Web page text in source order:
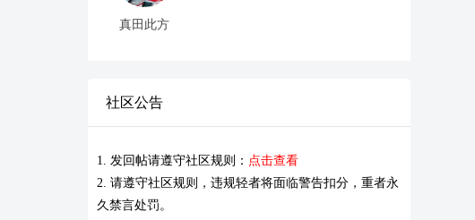
真田此方
社区公告
1. 发回帖请遵守社区规则： 点击查看
2. 请遵守社区规则，违规轻者将面临警告扣分，重者永
久禁言处罚。